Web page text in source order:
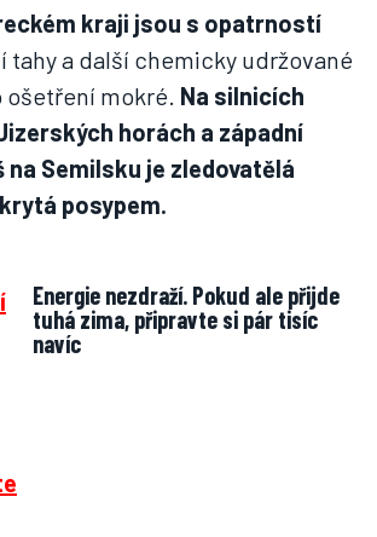
kraji jsou s opatrností
tahy a další chemicky udržované
ošetření mokré. Na silnicích
horách a západní
Semilsku je zledovatělá
posypem.
Energie nezdraží. Pokud ale přijde
tuhá zima, připravte si pár tisíc
navíc